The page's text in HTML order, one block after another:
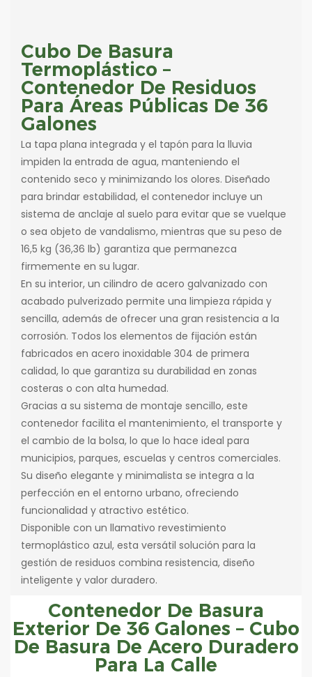
Cubo De Basura
Termoplástico –
Contenedor De Residuos
Para Áreas Públicas De 36
Galones
La tapa plana integrada y el tapón para la lluvia
impiden la entrada de agua, manteniendo el
contenido seco y minimizando los olores. Diseñado
para brindar estabilidad, el contenedor incluye un
sistema de anclaje al suelo para evitar que se vuelque
o sea objeto de vandalismo, mientras que su peso de
16,5 kg (36,36 lb) garantiza que permanezca
firmemente en su lugar.
En su interior, un cilindro de acero galvanizado con
acabado pulverizado permite una limpieza rápida y
sencilla, además de ofrecer una gran resistencia a la
corrosión. Todos los elementos de fijación están
fabricados en acero inoxidable 304 de primera
calidad, lo que garantiza su durabilidad en zonas
costeras o con alta humedad.
Gracias a su sistema de montaje sencillo, este
contenedor facilita el mantenimiento, el transporte y
el cambio de la bolsa, lo que lo hace ideal para
municipios, parques, escuelas y centros comerciales.
Su diseño elegante y minimalista se integra a la
perfección en el entorno urbano, ofreciendo
funcionalidad y atractivo estético.
Disponible con un llamativo revestimiento
termoplástico azul, esta versátil solución para la
gestión de residuos combina resistencia, diseño
inteligente y valor duradero.
Contenedor De Basura
Exterior De 36 Galones – Cubo
De Basura De Acero Duradero
Para La Calle